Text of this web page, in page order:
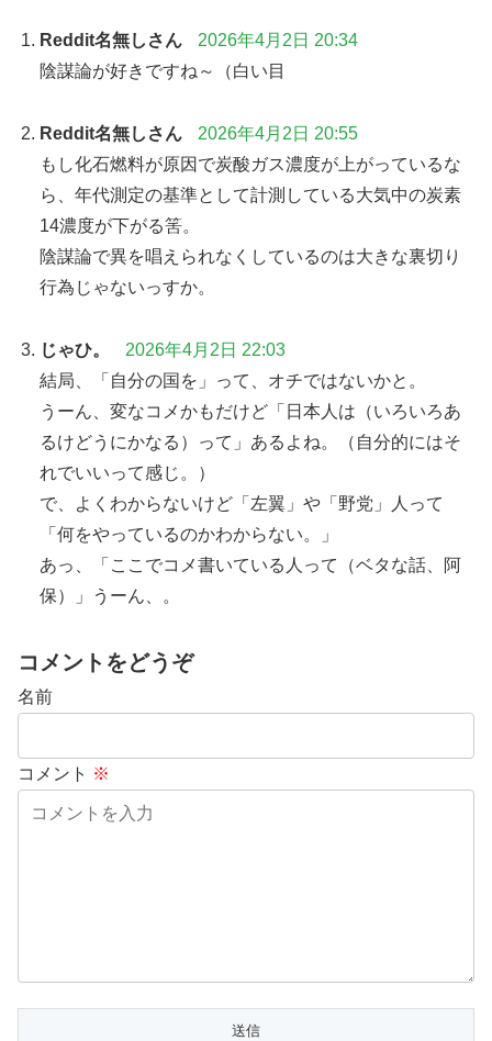
Reddit名無しさん
2026年4月2日 20:34
陰謀論が好きですね～（白い目
Reddit名無しさん
2026年4月2日 20:55
もし化石燃料が原因で炭酸ガス濃度が上がっているな
ら、年代測定の基準として計測している大気中の炭素
14濃度が下がる筈。
陰謀論で異を唱えられなくしているのは大きな裏切り
行為じゃないっすか。
じゃひ。
2026年4月2日 22:03
結局、「自分の国を」って、オチではないかと。
うーん、変なコメかもだけど「日本人は（いろいろあ
るけどうにかなる）って」あるよね。（自分的にはそ
れでいいって感じ。）
で、よくわからないけど「左翼」や「野党」人って
「何をやっているのかわからない。」
あっ、「ここでコメ書いている人って（ベタな話、阿
保）」うーん、。
コメントをどうぞ
名前
コメント ※